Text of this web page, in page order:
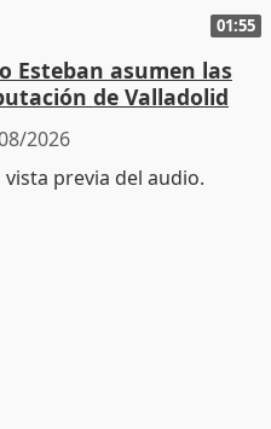
01:55
Esteban asumen las
de Valladolid
2026